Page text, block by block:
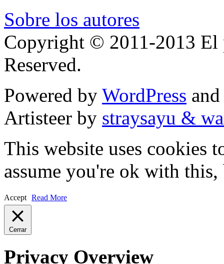
Sobre los autores
Copyright © 2011-2013 El
Reserved.
Powered by WordPress and
Artisteer by straysayu &
This website uses cookies
assume you're ok with
Accept Read More
Cerrar
Privacy Overview